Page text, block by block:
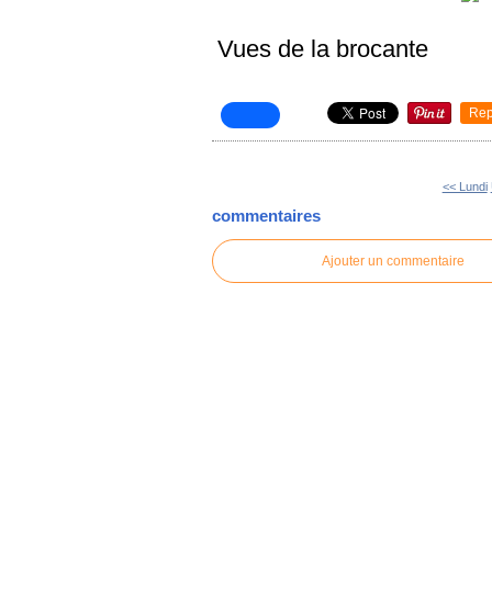
Vues de la brocante
<< Lundi
commentaires
Ajouter un commentaire